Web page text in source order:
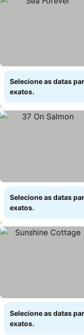
Selecione as datas
exatos.
Selecione as datas
exatos.
Selecione as datas
exatos.